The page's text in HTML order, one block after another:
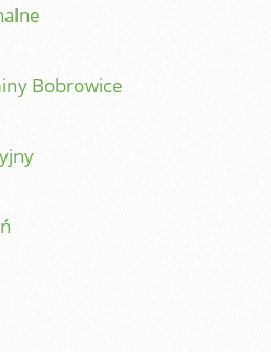
Bobrowice